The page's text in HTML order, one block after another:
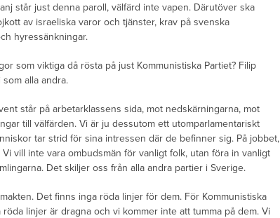
står just denna paroll, välfärd inte vapen. Därutöver ska
av israeliska varor och tjänster, krav på svenska
hyressänkningar.
som viktiga då rösta på just Kommunistiska Partiet? Filip
alla andra.
står på arbetarklassens sida, mot nedskärningarna, mot
till välfärden. Vi är ju dessutom ett utomparlamentariskt
tar strid för sina intressen där de befinner sig. På jobbet,
vill inte vara ombudsmän för vanligt folk, utan föra in vanligt
Det skiljer oss från alla andra partier i Sverige.
Det finns inga röda linjer för dem. För Kommunistiska
linjer är dragna och vi kommer inte att tumma på dem. Vi